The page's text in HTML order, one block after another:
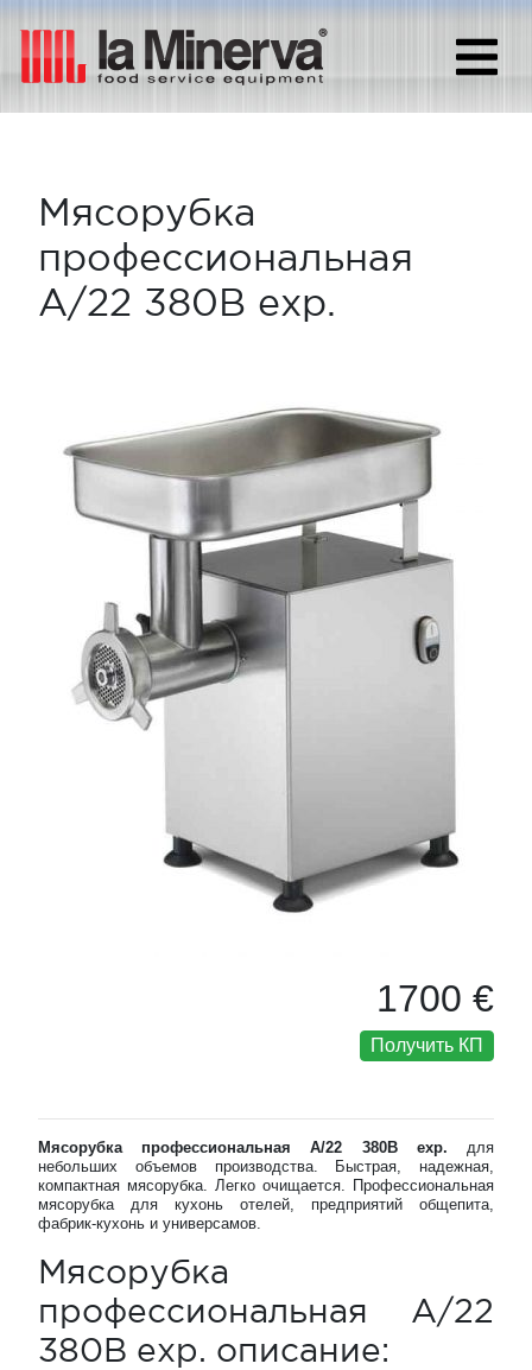
Мясорубка
профессиональная
A/22 380В exp.
1700 €
Получить КП
Мясорубка профессиональная A/22 380В exp. для
небольших объемов производства. Быстрая, надежная,
компактная мясорубка. Легко очищается. Профессиональная
мясорубка для кухонь отелей, предприятий общепита,
фабрик-кухонь и универсамов.
Мясорубка
профессиональная A/22
380В exp. описание: